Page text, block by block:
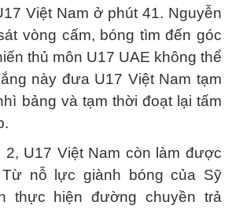
Việt Nam ở phút 41. Nguyễn
vòng cấm, bóng tìm đến góc
thủ môn U17 UAE không thể
này đưa U17 Việt Nam tạm
bảng và tạm thời đoạt lại tấm
U17 Việt Nam còn làm được
nỗ lực giành bóng của Sỹ
thực hiện đường chuyền trả